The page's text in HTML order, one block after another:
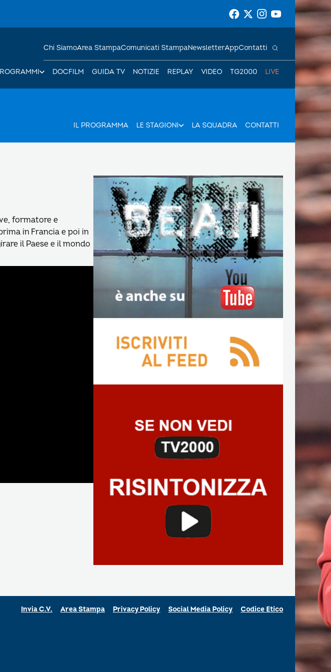
DOCFILM GUIDA TV NOTIZIE REPLAY VIDEO TG2000 LIVE
Chi SiamoArea StampaComunicati StampaNewsletterAppContatti
IL PROGRAMMA LE STAGIONI LA SQUADRA CONTATTI
formatore e
in Francia e poi in
il Paese e il mondo
Invia C.V. Area Stampa Privacy Policy Social Media Policy Codice Etico